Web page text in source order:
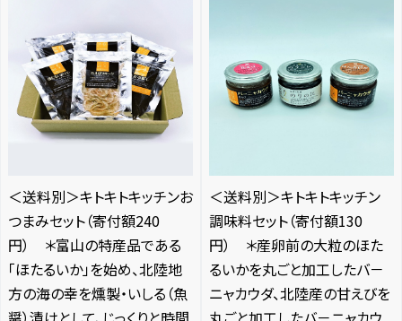
＜送料別＞キトキトキッチンお
つまみセット（寄付額240
円） ＊富山の特産品である
「ほたるいか」を始め、北陸地
方の海の幸を燻製・いしる（魚
＜送料別＞キトキトキッチン
調味料セット（寄付額130
円） ＊産卵前の大粒のほた
るいかを丸ごと加工したバ－
ニャカウダ、北陸産の甘えびを